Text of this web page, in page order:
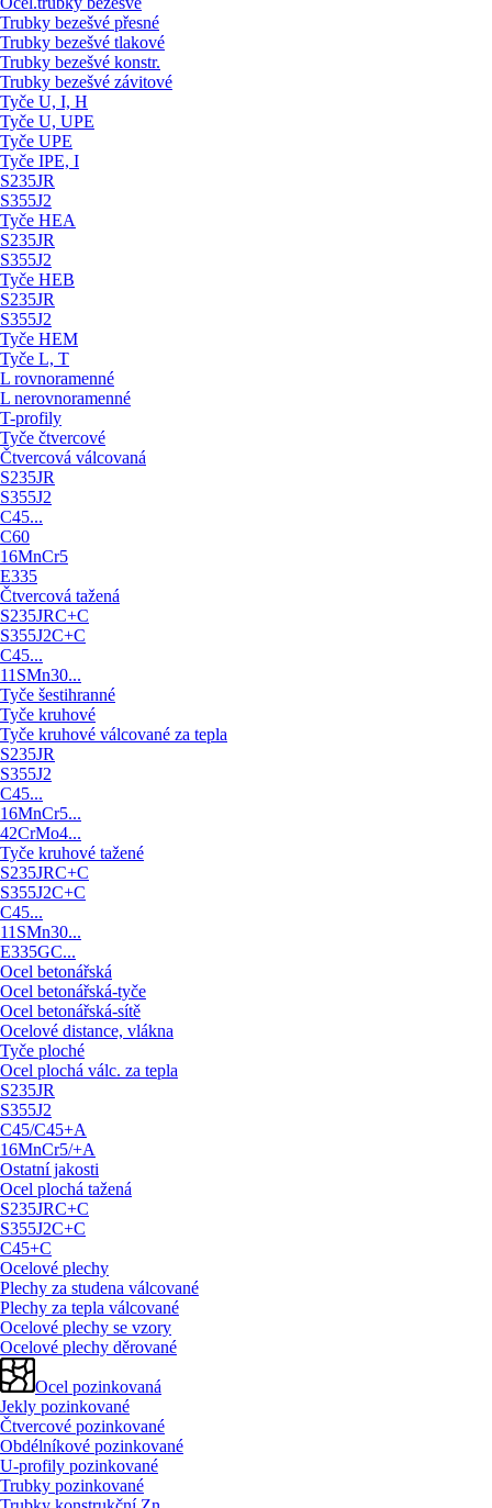
Trubky bezešvé přesné
Trubky bezešvé tlakové
Trubky bezešvé konstr.
Trubky bezešvé závitové
Tyče U, I, H
Tyče U, UPE
Tyče UPE
Tyče IPE, I
S235JR
S355J2
Tyče HEA
S235JR
S355J2
Tyče HEB
S235JR
S355J2
Tyče HEM
Tyče L, T
L rovnoramenné
L nerovnoramenné
T-profily
Tyče čtvercové
Čtvercová válcovaná
S235JR
S355J2
C45...
C60
16MnCr5
E335
Čtvercová tažená
S235JRC+C
S355J2C+C
C45...
11SMn30...
Tyče šestihranné
Tyče kruhové
Tyče kruhové válcované za tepla
S235JR
S355J2
C45...
16MnCr5...
42CrMo4...
Tyče kruhové tažené
S235JRC+C
S355J2C+C
C45...
11SMn30...
E335GC...
Ocel betonářská
Ocel betonářská-tyče
Ocel betonářská-sítě
Ocelové distance, vlákna
Tyče ploché
Ocel plochá válc. za tepla
S235JR
S355J2
C45/C45+A
16MnCr5/+A
Ostatní jakosti
Ocel plochá tažená
S235JRC+C
S355J2C+C
C45+C
Ocelové plechy
Plechy za studena válcované
Plechy za tepla válcované
Ocelové plechy se vzory
Ocelové plechy děrované
Ocel pozinkovaná
Jekly pozinkované
Čtvercové pozinkované
Obdélníkové pozinkované
U-profily pozinkované
Trubky pozinkované